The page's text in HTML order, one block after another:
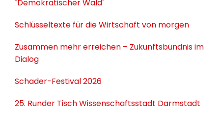
"Demokratischer Wald"
Schlüsseltexte für die Wirtschaft von morgen
Zusammen mehr erreichen – Zukunftsbündnis im
Dialog
Schader-Festival 2026
25. Runder Tisch Wissenschaftsstadt Darmstadt